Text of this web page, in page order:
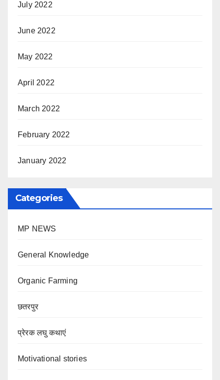
July 2022
June 2022
May 2022
April 2022
March 2022
February 2022
January 2022
Categories
MP NEWS
General Knowledge
Organic Farming
छतरपुर
प्रेरक लघु कथाएं
Motivational stories